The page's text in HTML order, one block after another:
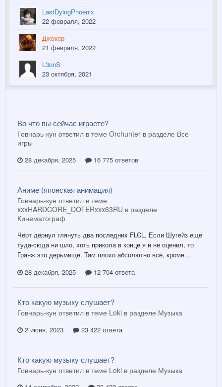
LastDyingPhoenix
22 февраля, 2022
Джокер
21 февраля, 2022
L3onS
23 октября, 2021
Во что вы сейчас играете?
Говнарь-кун ответил в теме Orchunter в разделе Все
игры
28 декабря, 2025 16 775 ответов
Аниме (японская анимация)
Говнарь-кун ответил в теме
xxxHARDCORE_DOTERxxx63RU в разделе
Кинематограф
Чёрт дёрнул глянуть два последних FLCL. Если Шугейз ещё
туда-сюда ни шло, хоть прикола в конце я и не оценил, то
Гранж это дерьмище. Там плохо абсолютно всё, кроме...
28 декабря, 2025
12 704 ответа
Кто какую музыку слушает?
Говнарь-кун ответил в теме Loki в разделе Музыка
2 июня, 2023 23 422 ответа
Кто какую музыку слушает?
Говнарь-кун ответил в теме Loki в разделе Музыка